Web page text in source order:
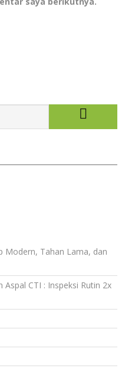
Modern, Tahan Lama, dan
CTI : Inspeksi Rutin 2x